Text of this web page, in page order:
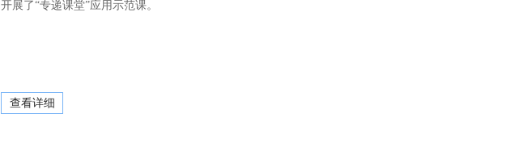
开展了“专递课堂”应用示范课。
查看详细